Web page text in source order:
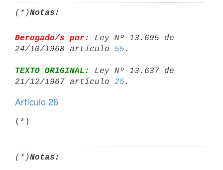
(*)Notas:
Derogado/s por:
Ley Nº 13.695 de
24/10/1968 artículo 55
TEXTO ORIGINAL:
Ley Nº 13.637 de
21/12/1967 artículo 25
Artículo 26
(*)
(*)Notas: